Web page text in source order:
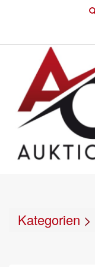
Kategorien >